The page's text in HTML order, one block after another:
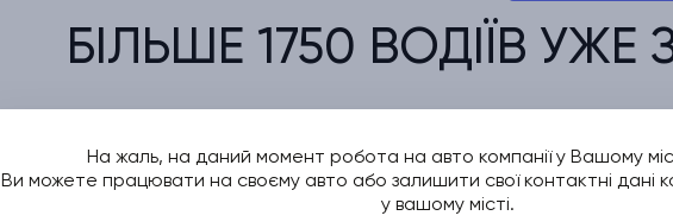
БІЛЬШЕ 1750 ВОДІЇВ УЖЕ
На жаль, на даний момент робота на авто компанії у Вашому
Ви можете працювати на своєму авто або залишити свої контактні дані
у вашому місті.